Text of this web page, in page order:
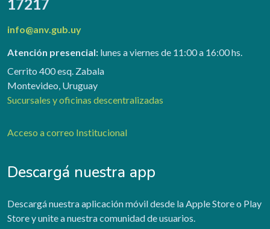
17217
info@anv.gub.uy
Atención presencial: lunes a viernes de 11:00 a 16:00 hs.
Cerrito 400 esq. Zabala
Montevideo, Uruguay
Sucursales y oficinas descentralizadas
Acceso a correo Institucional
Descargá nuestra app
Descargá nuestra aplicación móvil desde la Apple Store o Play
Store y unite a nuestra comunidad de usuarios.